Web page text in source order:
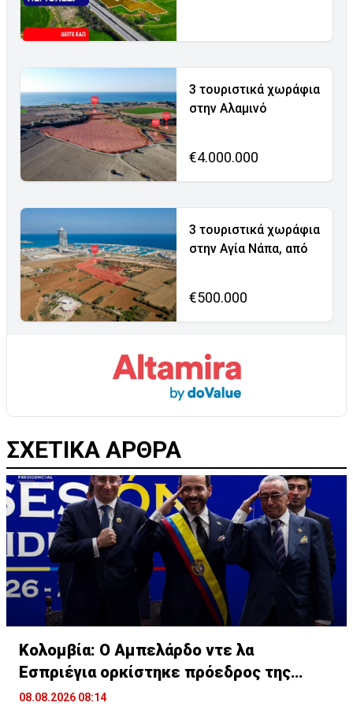
3 τουριστικά χωράφια
στην Αλαμινό
€4.000.000
3 τουριστικά χωράφια
στην Αγία Νάπα, από
€500.000
ΣΧΕΤΙΚΑ ΑΡΘΡΑ
Κολομβία: Ο Αμπελάρδο ντε λα
Εσπριέγια ορκίστηκε πρόεδρος της
χώρας
08.08.2026 08:14